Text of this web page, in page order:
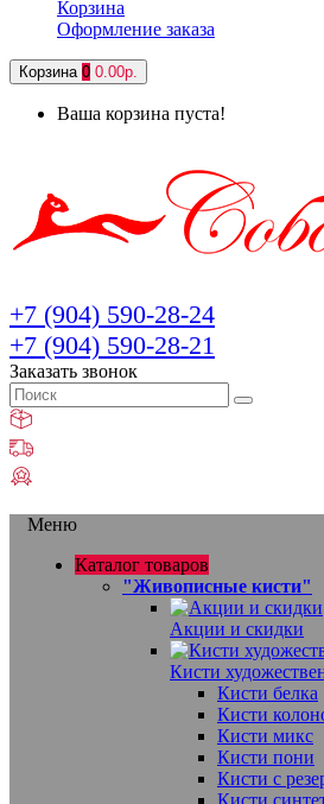
Корзина
Оформление заказа
Корзина 0 0.00р.
Ваша корзина пуста!
+7 (904) 590-28-24
+7 (904) 590-28-21
Заказать звонок
Меню
Каталог товаров
"Живописные кисти"
Акции и скидки
Кисти
Кисти белка
Кисти
Кисти микс
Кисти пони
Кисти с
Кисти